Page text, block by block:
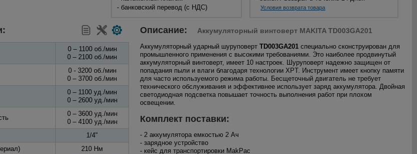
- банковский перевод (с НДС)
Условия возврата товара
0 – 1100 об./мин
0 – 2100 об./мин
0 - 3200 об./мин
0 – 3700 об./мин
0 – 1100 уд./мин
0 – 2600 уд./мин
0 – 3600 уд./мин
0 – 4100 уд./мин
1/4"
210 Нм
Описание: Аккумуляторный винтоверт MAKITA TD003GA201
Аккумуляторный ударный шуруповерт TD003GA201 специально сконструирован для
промышленного применения с высокими требованиями. Это наиболее продвинутый
аккумуляторный винтоверт, имеет 10 настроек. Шуруповерт надежно защищен от
попадания пыли и влаги благодаря технологии XPT. Инструмент имеет кнопку памяти
для часто используемого режима работы. Бесщеточный двигатель не требует
технического обслуживания и эффективнее использует заряд аккумулятора. Двойная
светодиодная подсветка повышает точность выполнения работ при плохом
освещении.
Комплект поставки:
- 2 аккумулятора емкостью 2 Ач
- зарядное устройство
- кейс для транспортировки MakPac